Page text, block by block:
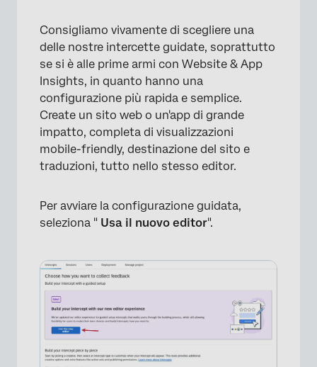
Consigliamo vivamente di scegliere una
delle nostre intercette guidate, soprattutto
se si è alle prime armi con Website & App
Insights, in quanto hanno una
configurazione più rapida e semplice.
Create un sito web o un'app di grande
impatto, completa di visualizzazioni
mobile-friendly, destinazione del sito e
traduzioni, tutto nello stesso editor.
Per avviare la configurazione guidata,
seleziona " Usa il nuovo editor".